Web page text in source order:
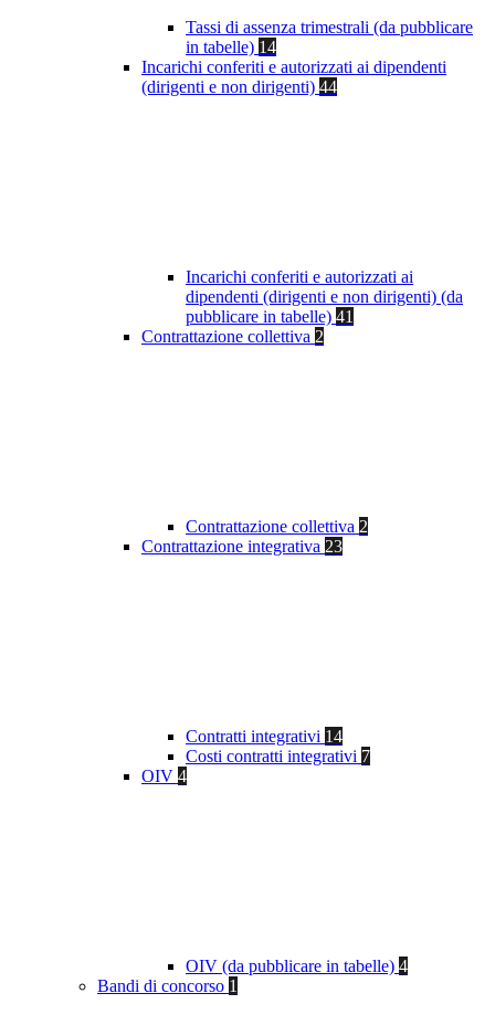
Tassi di assenza trimestrali (da pubblicare
in tabelle) 14
Incarichi conferiti e autorizzati ai dipendenti
(dirigenti e non dirigenti) 44
Incarichi conferiti e autorizzati ai
dipendenti (dirigenti e non dirigenti) (da
pubblicare in tabelle) 41
Contrattazione collettiva 2
Contrattazione collettiva 2
Contrattazione integrativa 23
Contratti integrativi 14
Costi contratti integrativi 7
OIV 4
OIV (da pubblicare in tabelle) 4
Bandi di concorso 1